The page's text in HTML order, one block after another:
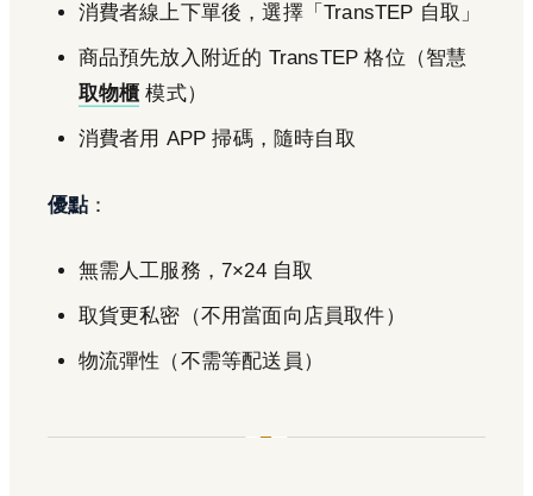
消費者線上下單後，選擇「TransTEP 自取」
商品預先放入附近的 TransTEP 格位（智慧
取物櫃 模式）
消費者用 APP 掃碼，隨時自取
優點：
無需人工服務，7×24 自取
取貨更私密（不用當面向店員取件）
物流彈性（不需等配送員）